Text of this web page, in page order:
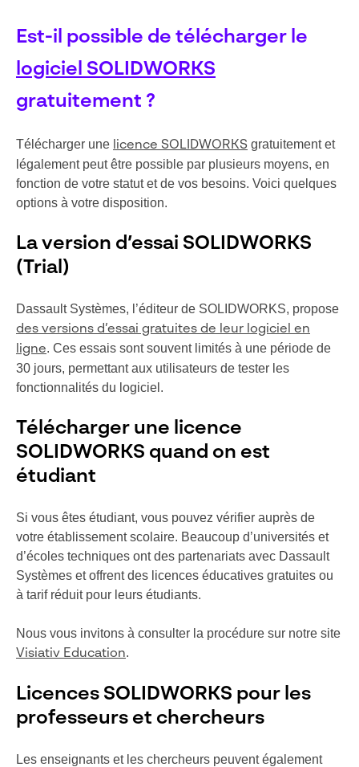
Est-il possible de télécharger le
logiciel SOLIDWORKS
gratuitement ?
Télécharger une licence SOLIDWORKS gratuitement et
légalement peut être possible par plusieurs moyens, en
fonction de votre statut et de vos besoins. Voici quelques
options à votre disposition.
La version d’essai SOLIDWORKS
(Trial)
Dassault Systèmes, l’éditeur de SOLIDWORKS, propose
des versions d’essai gratuites de leur logiciel en
ligne. Ces essais sont souvent limités à une période de
30 jours, permettant aux utilisateurs de tester les
fonctionnalités du logiciel.
Télécharger une licence
SOLIDWORKS quand on est
étudiant
Si vous êtes étudiant, vous pouvez vérifier auprès de
votre établissement scolaire. Beaucoup d’universités et
d’écoles techniques ont des partenariats avec Dassault
Systèmes et offrent des licences éducatives gratuites ou
à tarif réduit pour leurs étudiants.
Nous vous invitons à consulter la procédure sur notre site
Visiativ Education.
Licences SOLIDWORKS pour les
professeurs et chercheurs
Les enseignants et les chercheurs peuvent également